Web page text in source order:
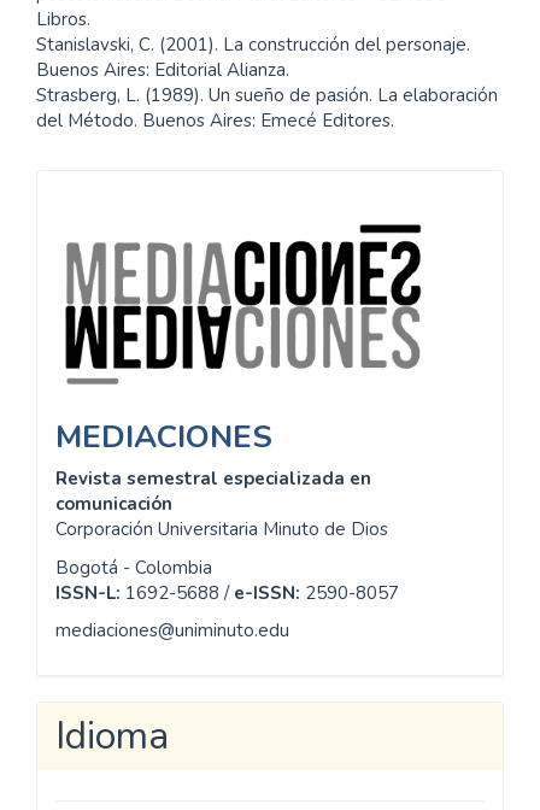
Libros.
Stanislavski, C. (2001). La construcción del personaje.
Buenos Aires: Editorial Alianza.
Strasberg, L. (1989). Un sueño de pasión. La elaboración
del Método. Buenos Aires: Emecé Editores.
MEDIACIONES
Revista semestral especializada en
comunicación
Corporación Universitaria Minuto de Dios
Bogotá - Colombia
ISSN-L: 1692-5688 / e-ISSN: 2590-8057
mediaciones@uniminuto.edu
Idioma